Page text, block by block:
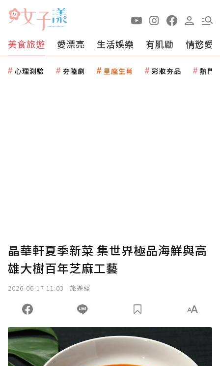
美食旅遊 愛漂亮 生活娛樂 有肌勵 情慾愛
心理測驗 夯陸劇 星座生肖 彩妝夯品 熱門
晶華軒夏季新菜 集世界極品海鮮與高
雄大樹百年芝麻工藝
2026-06-17 11:03 旅遊經